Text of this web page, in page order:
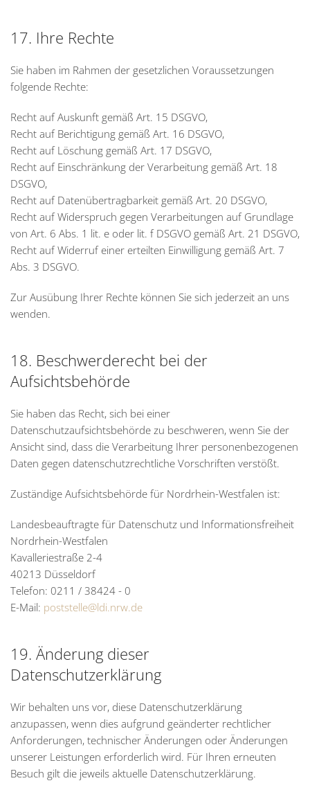
17. Ihre Rechte
Sie haben im Rahmen der gesetzlichen Voraussetzungen
folgende Rechte:
Recht auf Auskunft gemäß Art. 15 DSGVO,
Recht auf Berichtigung gemäß Art. 16 DSGVO,
Recht auf Löschung gemäß Art. 17 DSGVO,
Recht auf Einschränkung der Verarbeitung gemäß Art. 18
DSGVO,
Recht auf Datenübertragbarkeit gemäß Art. 20 DSGVO,
Recht auf Widerspruch gegen Verarbeitungen auf Grundlage
von Art. 6 Abs. 1 lit. e oder lit. f DSGVO gemäß Art. 21 DSGVO,
Recht auf Widerruf einer erteilten Einwilligung gemäß Art. 7
Abs. 3 DSGVO.
Zur Ausübung Ihrer Rechte können Sie sich jederzeit an uns
wenden.
18. Beschwerderecht bei der
Aufsichtsbehörde
Sie haben das Recht, sich bei einer
Datenschutzaufsichtsbehörde zu beschweren, wenn Sie der
Ansicht sind, dass die Verarbeitung Ihrer personenbezogenen
Daten gegen datenschutzrechtliche Vorschriften verstößt.
Zuständige Aufsichtsbehörde für Nordrhein-Westfalen ist:
Landesbeauftragte für Datenschutz und Informationsfreiheit
Nordrhein-Westfalen
Kavalleriestraße 2-4
40213 Düsseldorf
Telefon: 0211 / 38424 - 0
E-Mail: poststelle@ldi.nrw.de
19. Änderung dieser
Datenschutzerklärung
Wir behalten uns vor, diese Datenschutzerklärung
anzupassen, wenn dies aufgrund geänderter rechtlicher
Anforderungen, technischer Änderungen oder Änderungen
unserer Leistungen erforderlich wird. Für Ihren erneuten
Besuch gilt die jeweils aktuelle Datenschutzerklärung.